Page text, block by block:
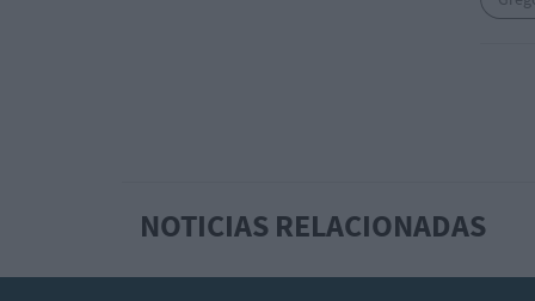
NOTICIAS RELACIONADAS